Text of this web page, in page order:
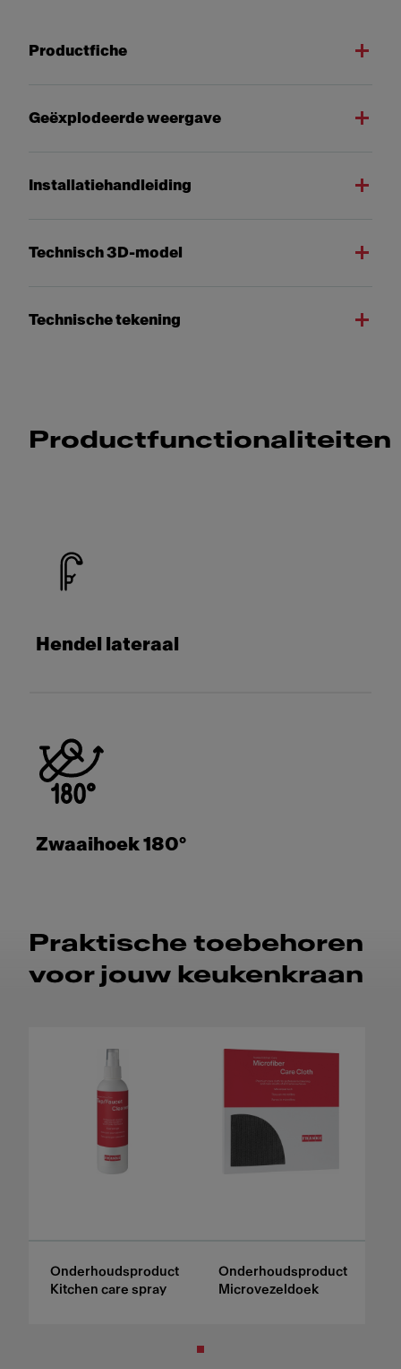
Productfiche
Geëxplodeerde weergave
Installatiehandleiding
Technisch 3D-model
Technische tekening
Productfunctionaliteiten
Hendel lateraal
Zwaaihoek 180°
Praktische toebehoren
voor jouw keukenkraan
Onderhoudsproduct
Kitchen care spray
Onderhoudsproduct
Microvezeldoek